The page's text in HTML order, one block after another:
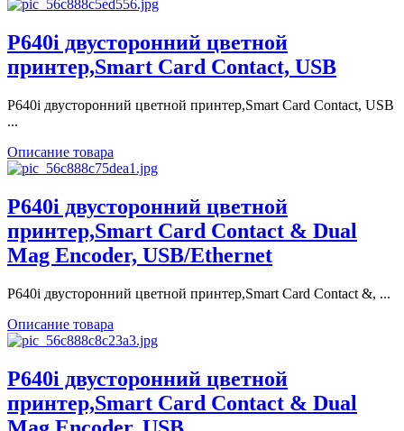
P640i двусторонний цветной
принтер,Smart Card Contact, USB
P640i двусторонний цветной принтер,Smart Card Contact, USB
...
Описание товара
P640i двусторонний цветной
принтер,Smart Card Contact & Dual
Mag Encoder, USB/Ethernet
P640i двусторонний цветной принтер,Smart Card Contact &, ...
Описание товара
P640i двусторонний цветной
принтер,Smart Card Contact & Dual